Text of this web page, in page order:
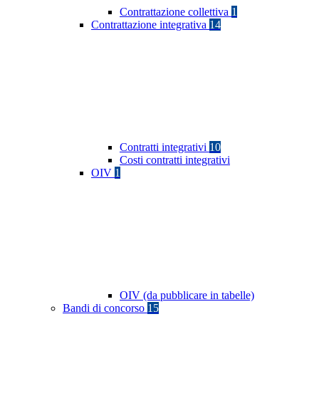
Contrattazione collettiva 1
Contrattazione integrativa 14
Contratti integrativi 10
Costi contratti integrativi
OIV 1
OIV (da pubblicare in tabelle)
Bandi di concorso 15